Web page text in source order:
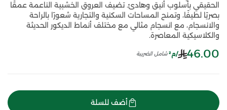
الحقيقي بأسلوب أنيق وهادئ. تضيف العروق الخشبية الناعمة عمقًا
بصريًا لطيفًا، وتمنح المساحات السكنية والتجارية شعورًا بالراحة
والانسجام، مع انسجام مثالي مع مختلف أنماط الديكور الحديثة
والكلاسيكية المعاصرة.
46.00 /م² شامل الضريبة
أضف للسلة